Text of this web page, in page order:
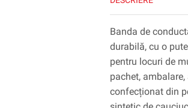
Banda de
durabilă, cu o
pentru locuri de
pachet,
confecționat din